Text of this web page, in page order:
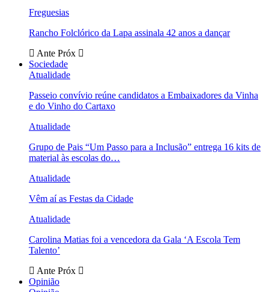
Freguesias
Rancho Folclórico da Lapa assinala 42 anos a dançar
Ante Próx
Sociedade
Atualidade
Passeio convívio reúne candidatos a Embaixadores da Vinha
e do Vinho do Cartaxo
Atualidade
Grupo de Pais “Um Passo para a Inclusão” entrega 16 kits de
material às escolas do…
Atualidade
Vêm aí as Festas da Cidade
Atualidade
Carolina Matias foi a vencedora da Gala ‘A Escola Tem
Talento’
Ante Próx
Opinião